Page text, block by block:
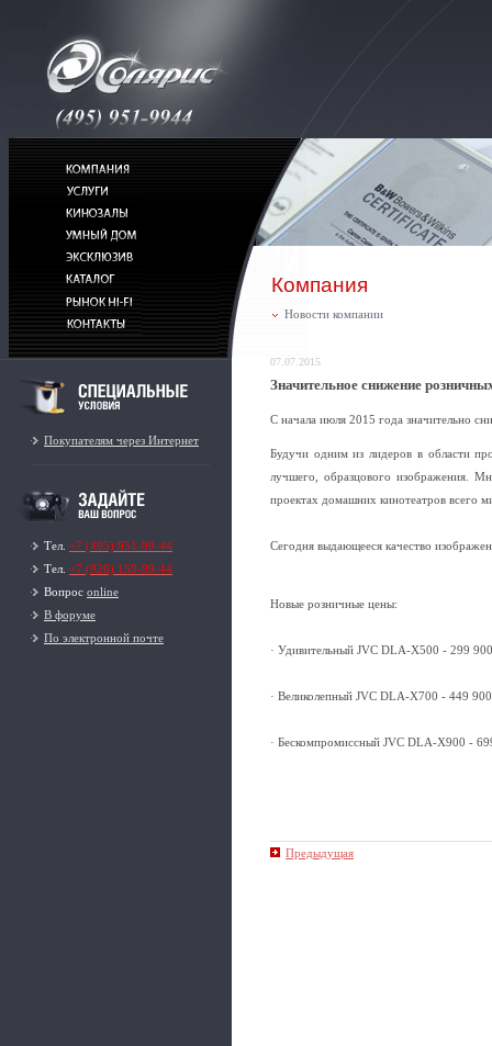
Покупателям через Интернет
Тел. +7 (495) 951-99-44
Тел. +7 (926) 159-99-44
Вопрос online
В форуме
По электронной почте
Компания
Новости компании
07.07.2015
Значительное снижение
С начала июля 2015 года значительно
Будучи одним из лидеров в области
лучшего, образцового изображения.
проектах домашних кинотеатров всего
Сегодня выдающееся качество
Новые розничные цены:
· Удивительный JVC DLA-X500 - 299
· Великолепный JVC DLA-X700 - 449
· Бескомпромиссный JVC DLA-X900 -
Предыдущая